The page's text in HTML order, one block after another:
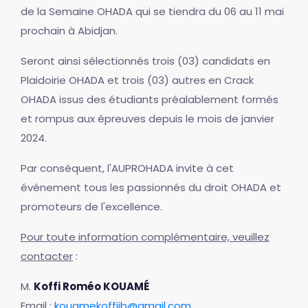
de la Semaine OHADA qui se tiendra du 06 au 11 mai
prochain à Abidjan.
Seront ainsi sélectionnés trois (03) candidats en
Plaidoirie OHADA et trois (03) autres en Crack
OHADA issus des étudiants préalablement formés
et rompus aux épreuves depuis le mois de janvier
2024.
Par conséquent, l'AUPROHADA invite à cet
événement tous les passionnés du droit OHADA et
promoteurs de l'excellence.
Pour toute information complémentaire, veuillez
contacter :
M. Koffi Roméo KOUAMÉ